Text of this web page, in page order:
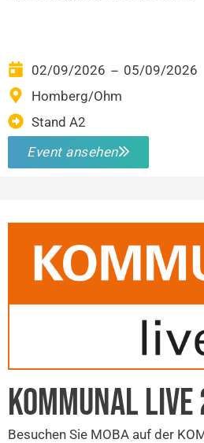
02/09/2026 – 05/09/2026
Homberg/Ohm
Stand A2
Event ansehen
KOMMUNAL
Besuchen Sie MOBA auf der